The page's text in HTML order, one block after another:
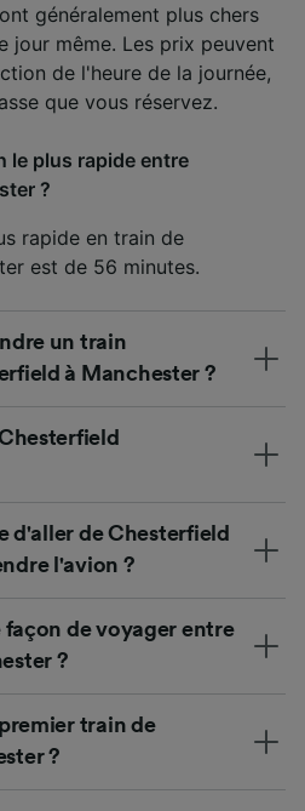
généralement plus chers
jour même. Les prix peuvent
de l'heure de la journée,
que vous réservez.
le plus rapide entre
?
rapide en train de
est de 56 minutes.
un train
à Manchester ?
d'aller de Chesterfield
l'avion ?
de voyager entre
?
train de
?